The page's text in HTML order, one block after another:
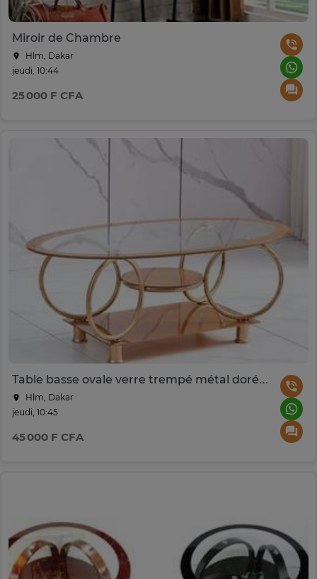
Miroir de Chambre
Hlm, Dakar
jeudi, 10:44
25 000 F CFA
Table basse ovale verre trempé métal doré 2 niveaux
Hlm, Dakar
jeudi, 10:45
45 000 F CFA